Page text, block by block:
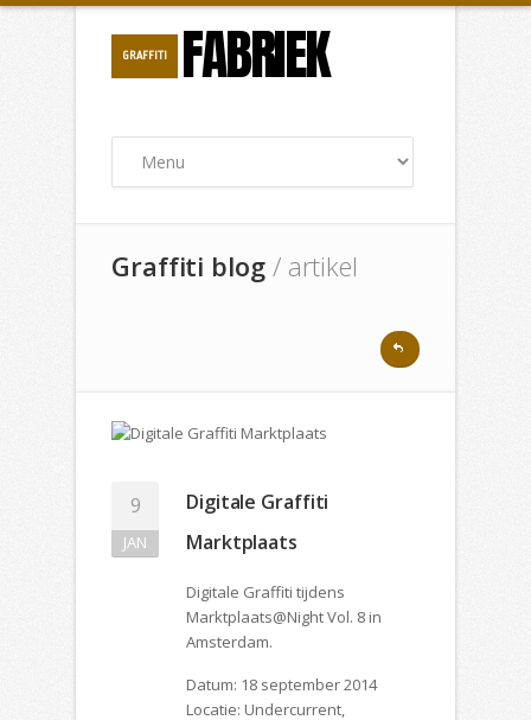
GRAFFITI FABRIEK
Graffiti blog / artikel
9
JAN
Digitale Graffiti
Marktplaats
Digitale Graffiti tijdens
Marktplaats@Night Vol. 8 in
Amsterdam.
Datum: 18 september 2014
Locatie: Undercurrent,